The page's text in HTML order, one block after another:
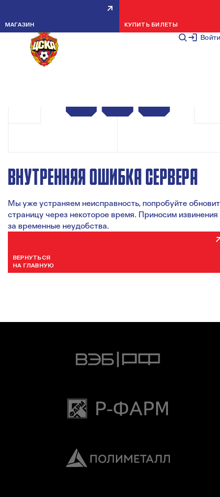
Войти
МАГАЗИН КУПИТЬ БИЛЕТЫ
ВНУТРЕННЯЯ ОШИБКА СЕРВЕРА
Мы уже устраняем неисправность, попробуйте
страницу через некоторое время. Приносим извинения
за временные неудобства.
ВЕРНУТЬСЯ
НА ГЛАВНУЮ